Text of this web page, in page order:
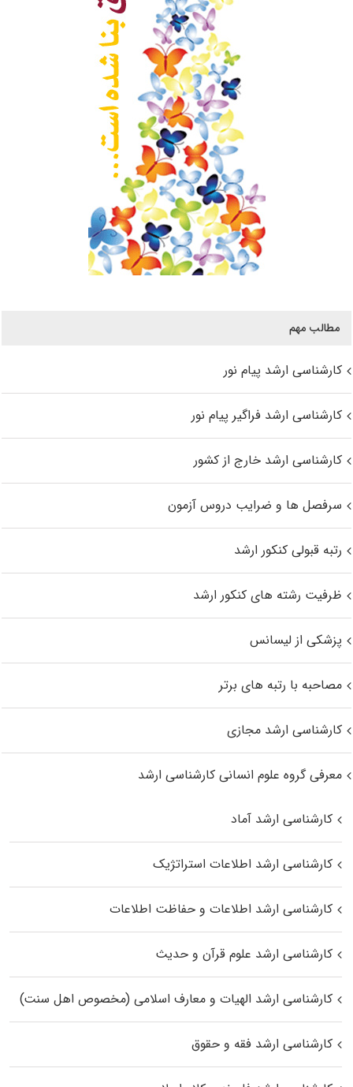
مطالب مهم
کارشناسی ارشد پیام نور
کارشناسی ارشد فراگیر پیام نور
کارشناسی ارشد خارج از کشور
سرفصل ها و ضرایب دروس آزمون
رتبه قبولی کنکور ارشد
ظرفیت رشته های کنکور ارشد
پزشکی از لیسانس
مصاحبه با رتبه های برتر
کارشناسی ارشد مجازی
معرفی گروه علوم انسانی کارشناسی ارشد
کارشناسی ارشد آماد
کارشناسی ارشد اطلاعات استراتژیک
کارشناسی ارشد اطلاعات و حفاظت اطلاعات
کارشناسی ارشد علوم قرآن و حدیث
کارشناسی ارشد الهیات و معارف اسلامی (مخصوص اهل سنت)
کارشناسی ارشد فقه و حقوق